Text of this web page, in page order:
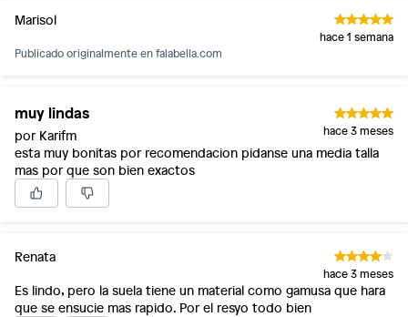
Marisol
hace 1 semana
Publicado originalmente enfalabella.com
muy lindas
por Karifm hace 3 meses
esta muy bonitas por recomendacion pidanse una media talla
mas por que son bien exactos
Renata
hace 3 meses
Es lindo, pero la suela tiene un material como gamusa que hara
que se ensucie mas rapido. Por el resyo todo bien